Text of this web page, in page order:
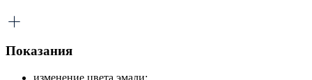
Показания
изменение цвета эмали;